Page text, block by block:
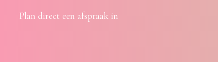
Plan direct een afspraak in